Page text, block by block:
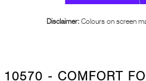
Disclaimer: Colours on screen
10570 - COMFORT